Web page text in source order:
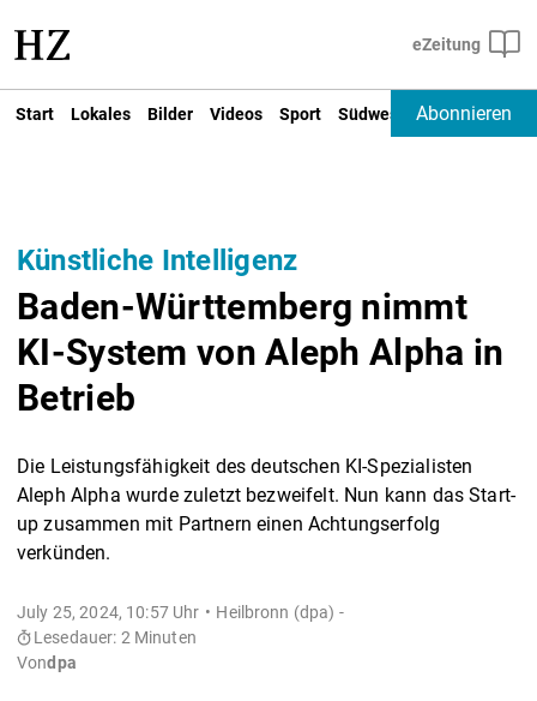
Start Lokales Bilder Videos Sport Südwest Deutschland
Abonnieren
Künstliche Intelligenz
Baden-Württemberg nimmt
KI-System von Aleph Alpha in
Betrieb
Die Leistungsfähigkeit des deutschen KI-Spezialisten
Aleph Alpha wurde zuletzt bezweifelt. Nun kann das Start-
up zusammen mit Partnern einen Achtungserfolg
verkünden.
July 25, 2024, 10:57 Uhr
Heilbronn (dpa) -
Lesedauer: 2 Minuten
Vondpa